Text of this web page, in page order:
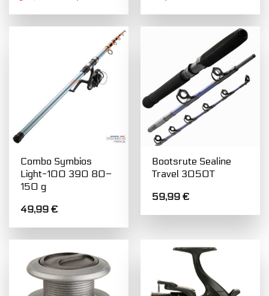
war:
59,99 €
ist:
49,99 €.
Combo Symbios
Light-100 390 80–
150 g
49,99€
Bootsrute Sealine
Travel 3050T
59,99€